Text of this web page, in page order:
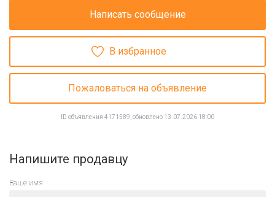
Написать сообщение
В избранное
Пожаловаться на объявление
ID объявления 4171589, обновлено 13.07.2026 18:00
Напишите продавцу
Ваше имя